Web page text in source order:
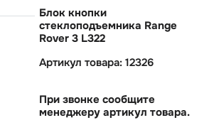
Блок кнопки
стеклоподъемника Range
Rover 3 L322
Артикул товара: 12326
При звонке сообщите
менеджеру артикул товара.